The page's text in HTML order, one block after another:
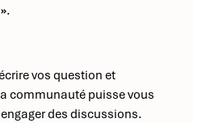
.
vos question et
communauté puisse vous
des discussions.